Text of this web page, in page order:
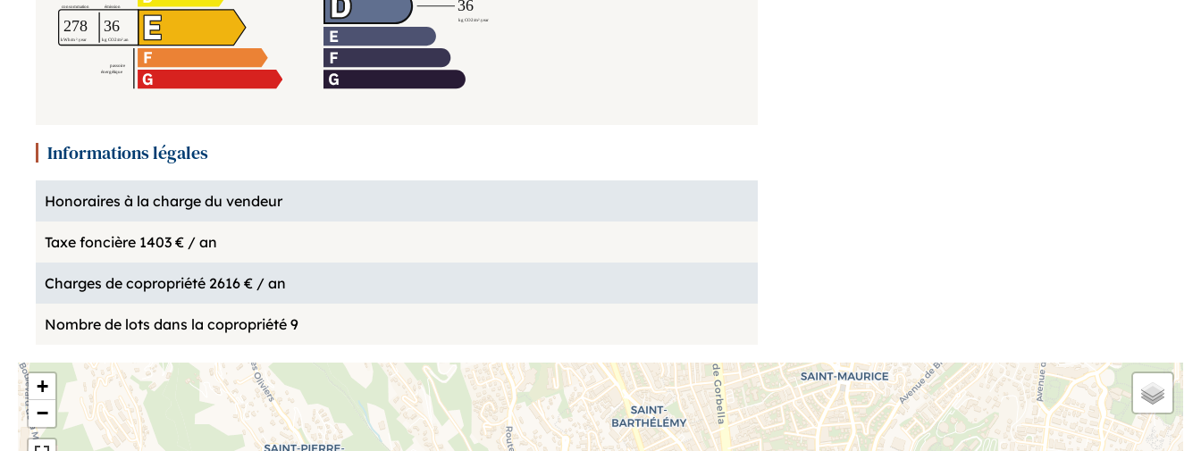
Informations légales
Honoraires à la charge du vendeur
Taxe foncière 1403 € / an
Charges de copropriété 2616 € / an
Nombre de lots dans la copropriété 9
+
−